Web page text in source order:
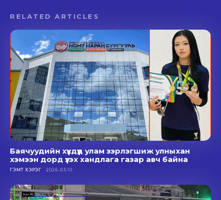
RELATED ARTICLES
Баячуудийн хүүхдүүд улам зэрлэгшиж улныхан
хэмээн дорд үзэх хандлага газар авч байна
ГЭМТ ХЭРЭГ 2026-03-10